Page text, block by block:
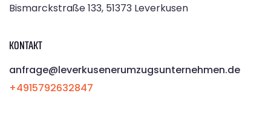
Bismarckstraße 133, 51373 Leverkusen
KONTAKT
anfrage@leverkusenerumzugsunternehmen.de
+4915792632847